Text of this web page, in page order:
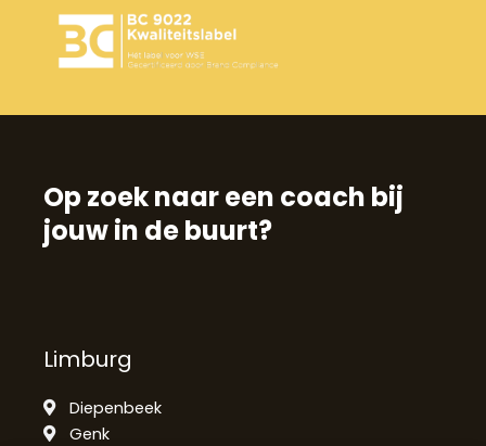
Op zoek naar een coach bij
jouw in de buurt?
Limburg
Diepenbeek
Genk